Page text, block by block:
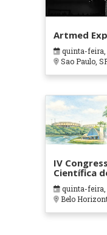
Artmed
quinta-feira,
Sao Paulo,
IV
Científica
em
Cuidados
quinta-feira,
Belo